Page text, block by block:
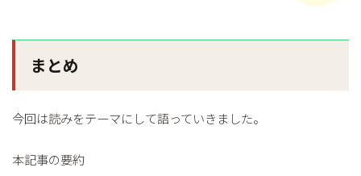
まとめ
今回は読みをテーマにして語っていきました。
本記事の要約